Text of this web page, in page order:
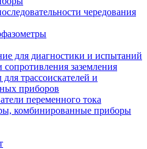
чередования
для диагностики и испытаний
сопротивления заземления
трассоискателей и
приборов
переменного тока
комбинированные приборы